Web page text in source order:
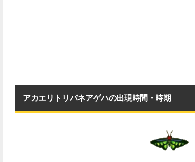
アカエリトリバネアゲハの出現時間・時期